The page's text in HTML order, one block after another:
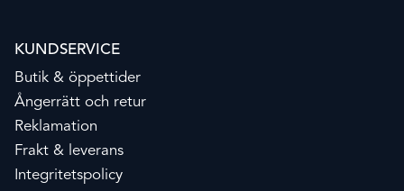
KUNDSERVICE
Butik & öppettider
Ångerrätt och retur
Reklamation
Frakt & leverans
Integritetspolicy